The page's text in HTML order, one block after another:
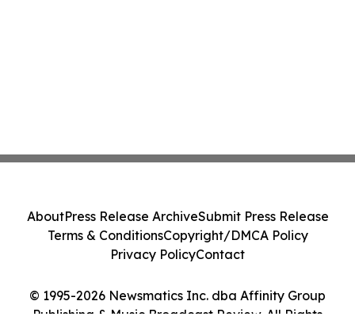
© 1995-2026 Newsmatics Inc. dba Affinity Group
Publishing & Music Broadcast Review. All Rights
AboutPress Release ArchiveSubmit Press Release
Terms & ConditionsCopyright/DMCA Policy
Privacy PolicyContact